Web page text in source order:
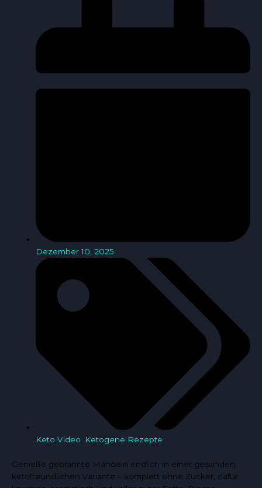
Dezember 10, 2025
Keto Video Ketogene Rezepte
Genieße gebrannte Mandeln endlich in einer gesunden,
ketofreundlichen Variante – komplett ohne Zucker, dafür